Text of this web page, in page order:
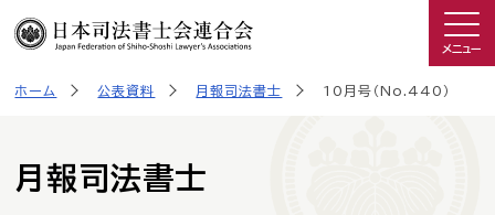
司法書士を知る
日司連について
メニュー
ホーム 公表資料 月報司法書士 10月号（No.440）
月報司法書士